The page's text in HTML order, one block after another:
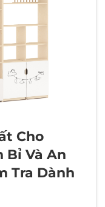
Cho
Bỉ Và An
Tra Dành